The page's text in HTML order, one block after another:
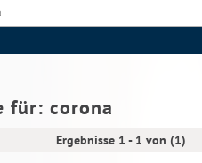
für: corona
Ergebnisse 1 - 1 von (1)